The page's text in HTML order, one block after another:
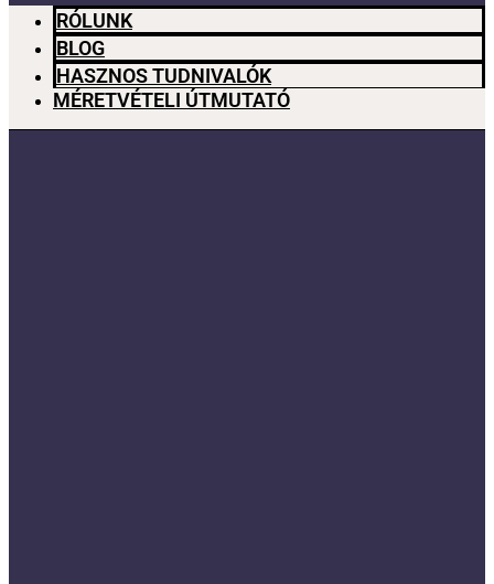
RÓLUNK
BLOG
HASZNOS TUDNIVALÓK
MÉRETVÉTELI ÚTMUTATÓ